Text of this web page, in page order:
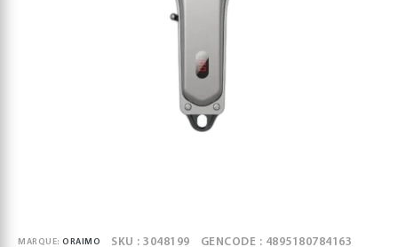
MARQUE: ORAIMO SKU : 3048199 GENCODE : 4895180784163